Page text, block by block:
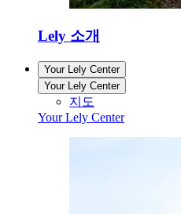
Lely 소개
Your Lely Center
Your Lely Center
지도
Your Lely Center